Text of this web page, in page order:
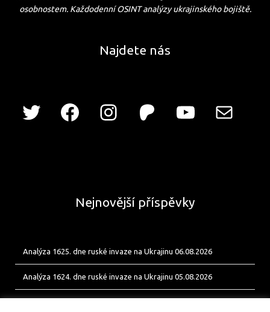
osobnostem. Každodenní OSINT analýzy ukrajinského bojiště.
Najdete nás
Nejnovější příspěvky
Analýza 1625. dne ruské invaze na Ukrajinu 06.08.2026
Analýza 1624. dne ruské invaze na Ukrajinu 05.08.2026